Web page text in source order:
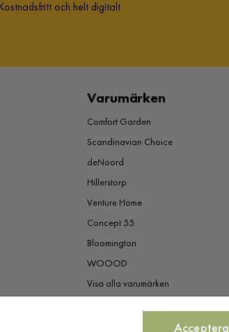
och helt digitalt
Varumärken
Comfort Garden
Scandinavian Choice
deNoord
Hillerstorp
Venture Home
Concept 55
Bloomington
WOOOD
Visa alla varumärken